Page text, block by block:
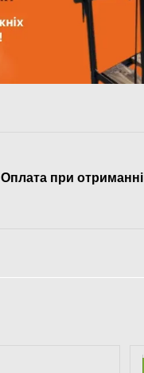
Оплата при отриманні